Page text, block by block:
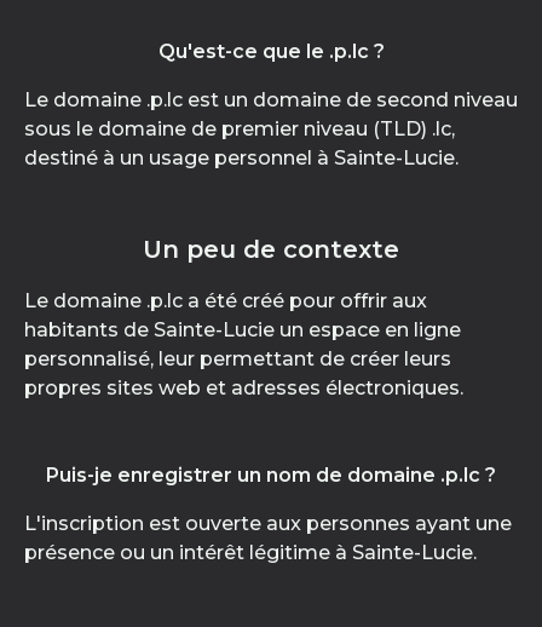
Qu'est-ce que le .p.lc ?
Le domaine .p.lc est un domaine de second niveau
sous le domaine de premier niveau (TLD) .lc,
destiné à un usage personnel à Sainte-Lucie.
Un peu de contexte
Le domaine .p.lc a été créé pour offrir aux
habitants de Sainte-Lucie un espace en ligne
personnalisé, leur permettant de créer leurs
propres sites web et adresses électroniques.
Puis-je enregistrer un nom de domaine .p.lc ?
L'inscription est ouverte aux personnes ayant une
présence ou un intérêt légitime à Sainte-Lucie.